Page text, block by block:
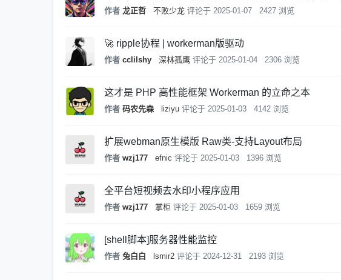
作者 龙正哲 不败少龙 评论于 2025-01-07 2427 浏览
🚀 ripple协程 | workerman版驱动
作者 cclilshy 深林孤鹰 评论于 2025-01-04 2306 浏览
这才是 PHP 高性能框架 Workerman 的立命之本
作者 码农先森 liziyu 评论于 2025-01-03 4142 浏览
扩展webman原生模版 Raw类-支持Layout布局
作者 wzj177 efnic 评论于 2025-01-03 1396 浏览
全平台短视频去水印小程序应用
作者 wzj177 掌柜 评论于 2025-01-03 1659 浏览
[shell脚本]服务器性能监控
作者 兔白白 lsmir2 评论于 2024-12-31 2193 浏览